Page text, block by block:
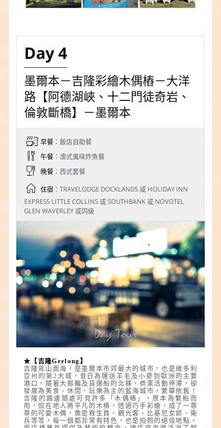
Day 4
墨爾本－吉隆彩繪木偶樁－大洋
路【阿德湖峽、十二門徒奇岩、
倫敦斷橋】－墨爾本
早餐：飯店自助餐
午餐：澳式風味炸魚餐
晚餐：西式套餐
住宿：TRAVELODGE DOCKLANDS 或 HOLIDAY INN
EXPRESS LITTLE COLLINS 或 SOUTHBANK 或 NOVOTEL
GLEN WAVERLEY 或同級
★【吉隆Geelong】
吉隆背山面海，是墨爾本市郊最大的城市，也是維多利
亞州的第2大城，昔日為運送羊毛及小麥到歐洲的主要
港口，隨著大郵輪及貨運船的北移，商業活動停滯，卻
發展為美食、休閒、玩樂為主的藍海城市，繁華依舊！
吉隆的路邊隨處可見許多「木偶樁」，原本為繫船而
用，但在地人將平凡的木樁，透過巧手彩繪，成了一尊
尊的可愛木偶，像是救生員、觀光客、比基尼女郎、衛
兵等等，每一個都非常有特色，也是拍照的絕佳地點。